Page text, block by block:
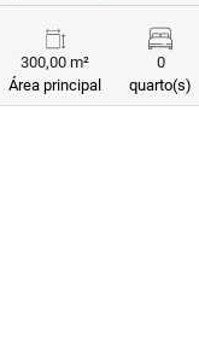
300,00 m²
Área principal
0
quarto(s)